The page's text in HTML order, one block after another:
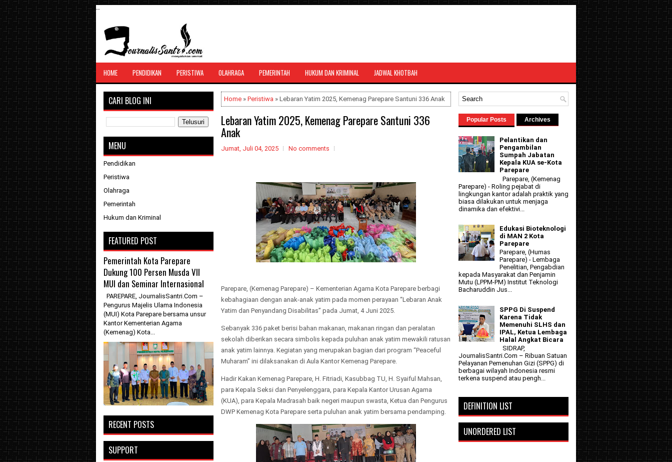
--
SANTRI JURNALIS
Menghimpun seluruh berita, tulisan, jurnal bernuansa agama yang dapat
HOME PENDIDIKAN PERISTIWA OLAHRAGA PEMERINTAH HUKUM DAN KRIMINAL JADWAL KHOTBAH
Home » Peristiwa » Lebaran Yatim 2025, Kemenag Parepare Santuni 336 Anak
Lebaran Yatim 2025, Kemenag Parepare Santuni 336
Anak
Jumat, Juli 04, 2025 No comments
Parepare, (Kemenag Parepare) – Kementerian Agama Kota Parepare berbagi
kebahagiaan dengan anak-anak yatim pada momen perayaan “Lebaran Anak
Yatim dan Penyandang Disabilitas” pada Jumat, 4 Juni 2025.
Sebanyak 336 paket berisi bahan makanan, makanan ringan dan peralatan
sekolah diberikan secara simbolis kepada puluhan anak yatim mewakili ratusan
anak yatim lainnya. Kegiatan yang merupakan bagian dari program “Peaceful
Muharam” ini dilaksanakan di Aula Kantor Kemenag Parepare.
Hadir Kakan Kemenag Parepare, H. Fitriadi, Kasubbag TU, H. Syaiful Mahsan,
para Kepala Seksi dan Penyelenggara, para Kepala Kantor Urusan Agama
(KUA), para Kepala Madrasah baik negeri maupun swasta, Ketua dan Pengurus
DWP Kemenag Kota Parepare serta puluhan anak yatim bersama pendamping.
CARI BLOG INI
MENU
Pendidikan
Peristiwa
Olahraga
Pemerintah
Hukum dan Kriminal
FEATURED POST
Pemerintah Kota Parepare
Dukung 100 Persen Musda VII
MUI dan Seminar Internasional
PAREPARE, JournalisSantri.Com –
Pengurus Majelis Ulama Indonesia
(MUI) Kota Parepare bersama unsur
Kantor Kementerian Agama
(Kemenag) Kota...
RECENT POSTS
SUPPORT
Popular Posts Archives
Pelantikan dan
Pengambilan
Sumpah Jabatan
Kepala KUA se-Kota
Parepare
Parepare, (Kemenag
Parepare) - Roling pejabat di
lingkungan kantor adalah praktik yang
biasa dilakukan untuk menjaga
dinamika dan efektivi...
Edukasi Bioteknologi
di MAN 2 Kota
Parepare
Parepare, (Humas
Parepare) - Lembaga
Penelitian, Pengabdian
kepada Masyarakat dan Penjamin
Mutu (LPPM-PM) Institut Teknologi
Bacharuddin Jus...
SPPG Di Suspend
Karena Tidak
Memenuhi SLHS dan
IPAL, Ketua Lembaga
Halal Angkat Bicara
SIDRAP,
JournalisSantri.Com – Ribuan Satuan
Pelayanan Pemenuhan Gizi (SPPG) di
berbagai wilayah Indonesia resmi
terkena suspend atau pengh...
DEFINITION LIST
UNORDERED LIST